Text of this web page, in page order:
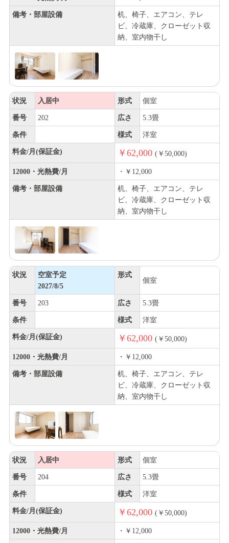
備考・部屋設備
机、椅子、エアコン、テレ
ビ、冷蔵庫、クローゼット収
納、室内物干し
状況 入居中 形式 個室
番号 202 広さ 5.3畳
条件 様式 洋室
料金/月(保証金) ￥62,000 (￥50,000)
12000・光熱費/月 ・￥12,000
備考・部屋設備
机、椅子、エアコン、テレ
ビ、冷蔵庫、クローゼット収
納、室内物干し
状況
空室予定
2027/8/5
形式
個室
番号 203 広さ 5.3畳
条件 様式 洋室
料金/月(保証金) ￥62,000 (￥50,000)
12000・光熱費/月 ・￥12,000
備考・部屋設備
机、椅子、エアコン、テレ
ビ、冷蔵庫、クローゼット収
納、室内物干し
状況 入居中 形式 個室
番号 204 広さ 5.3畳
条件 様式 洋室
料金/月(保証金) ￥62,000 (￥50,000)
12000・光熱費/月 ・￥12,000